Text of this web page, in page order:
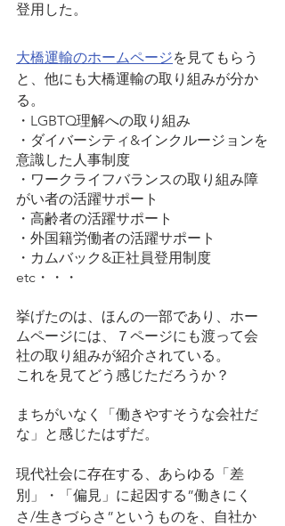
登用した。
大橋運輸のホームページを見てもらう
と、他にも大橋運輸の取り組みが分か
る。
・LGBTQ理解への取り組み
・ダイバーシティ&インクルージョンを
意識した人事制度
・ワークライフバランスの取り組み障
がい者の活躍サポート
・高齢者の活躍サポート
・外国籍労働者の活躍サポート
・カムバック&正社員登用制度
etc・・・
挙げたのは、ほんの一部であり、ホー
ムページには、７ページにも渡って会
社の取り組みが紹介されている。
これを見てどう感じただろうか？
まちがいなく「働きやすそうな会社だ
な」と感じたはずだ。
現代社会に存在する、あらゆる「差
別」・「偏見」に起因する”働きにく
さ/生きづらさ”というものを、自社か